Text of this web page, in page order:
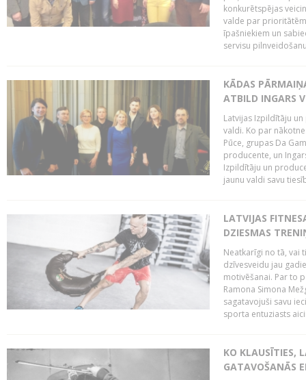
konkurētspējas
valde par
īpašniekiem un
servisu
KĀDAS
ATBILD INGARS
Latvijas Izpildītāju
valdi. Ko par
Pūce, grupas Da
producente, un
Izpildītāju un
jaunu valdi savu
LATVIJAS
DZIESMAS
Neatkarīgi no tā, vai
dzīvesveidu jau
motivēšanai. Par to
Ramona Simona
sagatavojuši savu
sporta entuziasts
KO KLAUSĪTIES,
GATAVOŠANĀS